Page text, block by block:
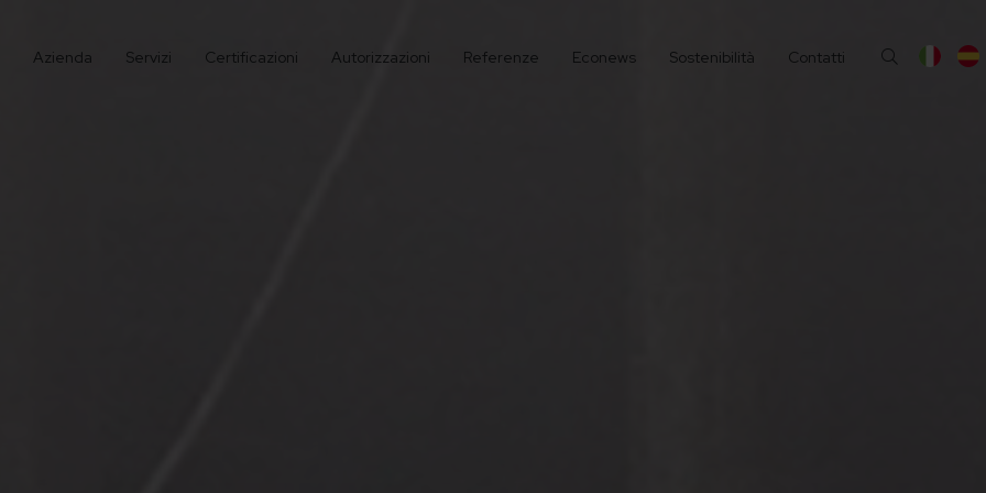
Azienda Servizi Certificazioni Autorizzazioni Referenze Econews Sostenibilità Contatti